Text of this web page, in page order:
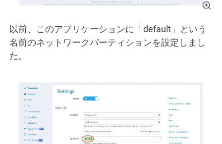
以前、このアプリケーションに「default」という
名前のネットワークパーティションを設定しまし
た。